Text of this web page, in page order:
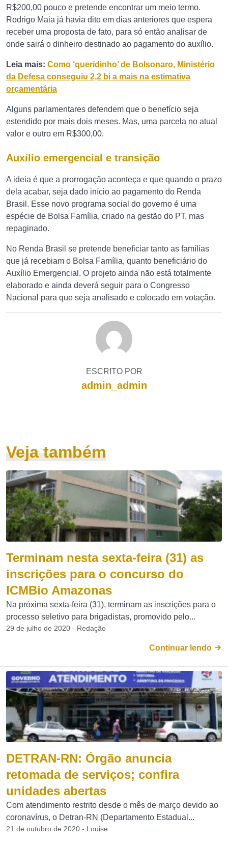
R$200,00 pouco e pretende encontrar um meio termo.
Rodrigo Maia já havia dito em dias anteriores que espera
receber uma proposta de fato, para só então analisar de
onde sairá o dinheiro destinado ao pagamento do auxílio.
Leia mais: Como ‘queridinho’ de Bolsonaro, Ministério
da Defesa conseguiu 2,2 bi a mais na estimativa
orçamentária
Alguns parlamentares defendem que o benefício seja
estendido por mais dois meses. Mas, uma parcela no atual
valor e outro em R$300,00.
Auxílio emergencial e transição
A ideia é que a prorrogação aconteça e que quando o prazo
dela acabar, seja dado início ao pagamento do Renda
Brasil. Esse novo programa social do governo é uma
espécie de Bolsa Família, criado na gestão do PT, mas
repaginado.
No Renda Brasil se pretende beneficiar tanto as famílias
que já recebiam o Bolsa Família, quanto beneficiário do
Auxílio Emergencial. O projeto ainda não está totalmente
elaborado e ainda deverá seguir para o Congresso
Nacional para que seja analisado e colocado em votação.
ESCRITO POR
admin_admin
Veja também
Terminam nesta sexta-feira (31) as
inscrições para o concurso do
ICMBio Amazonas
Na próxima sexta-feira (31), terminam as inscrições para o
processo seletivo para brigadistas, promovido pelo...
29 de julho de 2020 - Redação
Continuar lendo
DETRAN-RN: Órgão anuncia
retomada de serviços; confira
unidades abertas
Com atendimento restrito desde o mês de março devido ao
coronavírus, o Detran-RN (Departamento Estadual...
21 de outubro de 2020 - Louise